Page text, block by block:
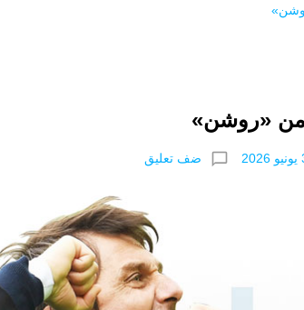
من «روشن»
chat_bubble_outline ضف تعليق